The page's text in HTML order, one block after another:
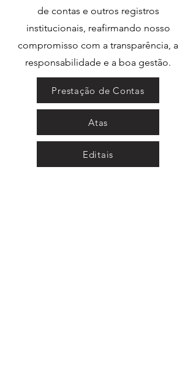
de contas e outros registros
institucionais, reafirmando nosso
compromisso com a transparência, a
responsabilidade e a boa gestão.
Prestação de Contas
Atas
Editais